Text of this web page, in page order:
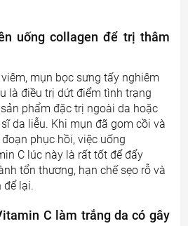
uống collagen để trị thâm
mụn bọc sưng tấy nghiêm
là điều trị dứt điểm tình trạng
phẩm đặc trị ngoài da hoặc
da liễu. Khi mụn đã gom cồi và
phục hồi, việc uống
C lúc này là rất tốt để đẩy
tổn thương, hạn chế sẹo rỗ và
để lại.
C làm trắng da có gây